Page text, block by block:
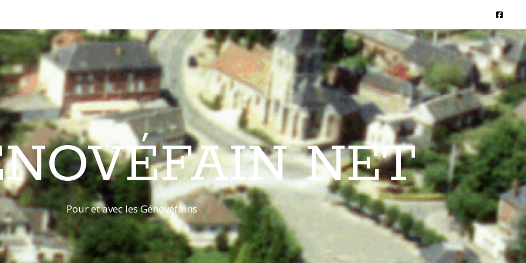
NET
Pour et avec les Génovéfains